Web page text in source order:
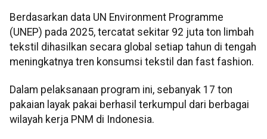
Berdasarkan data UN Environment Programme
(UNEP) pada 2025, tercatat sekitar 92 juta ton limbah
tekstil dihasilkan secara global setiap tahun di tengah
meningkatnya tren konsumsi tekstil dan fast fashion.
Dalam pelaksanaan program ini, sebanyak 17 ton
pakaian layak pakai berhasil terkumpul dari berbagai
wilayah kerja PNM di Indonesia.